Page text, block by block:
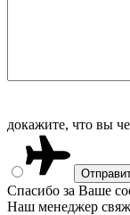
докажите, что вы
Спасибо за Ваше
Наш менеджер